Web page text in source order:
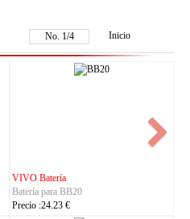
No. 1/4 Inicio
ASUS Batería
Batería para C21P2401
Precio :37.23 €